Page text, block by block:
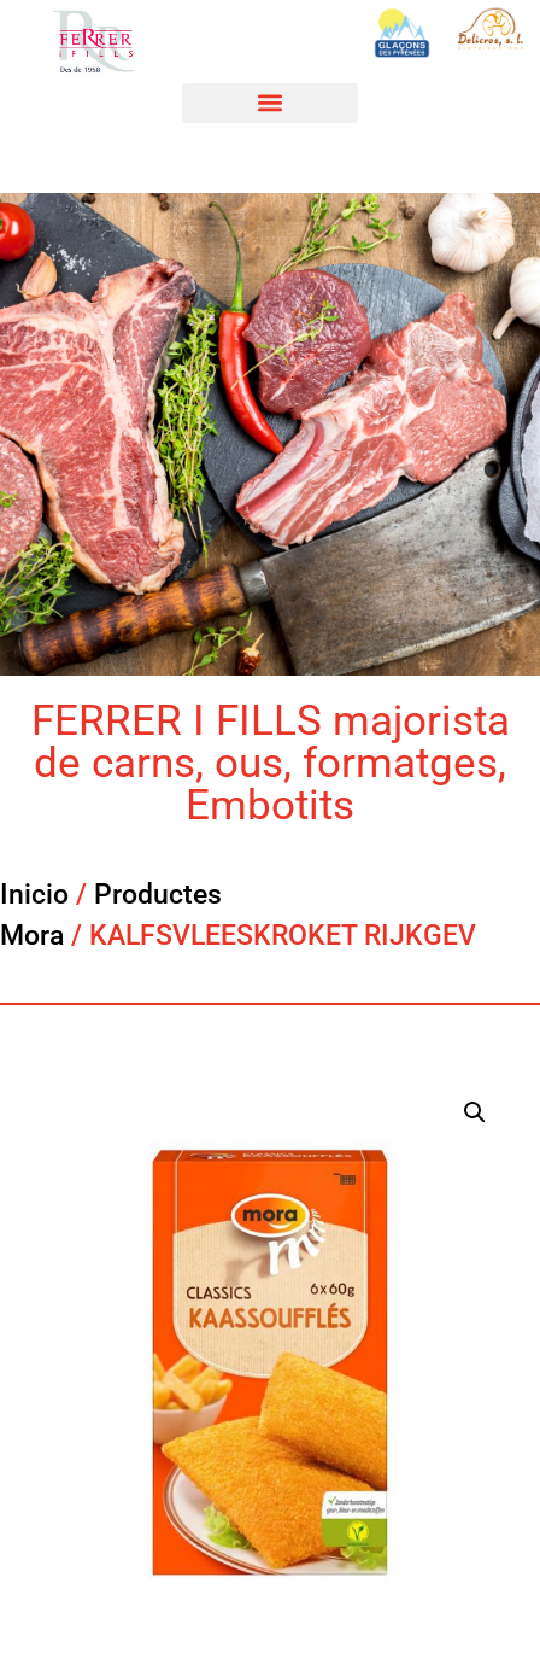
FERRER I FILLS majorista
de carns, ous, formatges,
Embotits
Inicio / Productes
Mora / KALFSVLEESKROKET RIJKGEV